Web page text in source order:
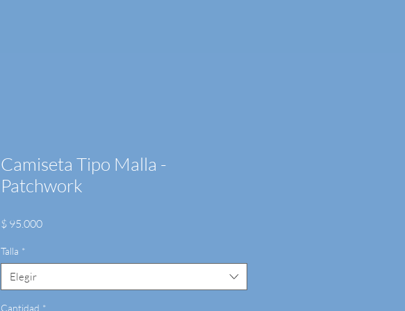
Camiseta Tipo Malla -
Patchwork
$ 95.000Precio
Talla *
Elegir
Cantidad *